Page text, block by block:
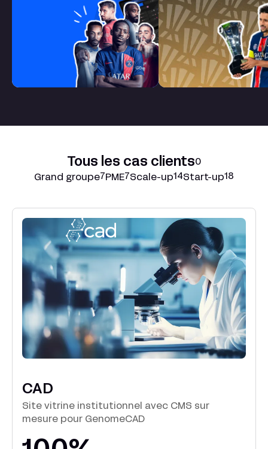
Tous les cas clients0
Grand groupe7 PME7 Scale-up14Start-up18
CAD
Site vitrine institutionnel avec CMS sur
mesure pour GenomeCAD